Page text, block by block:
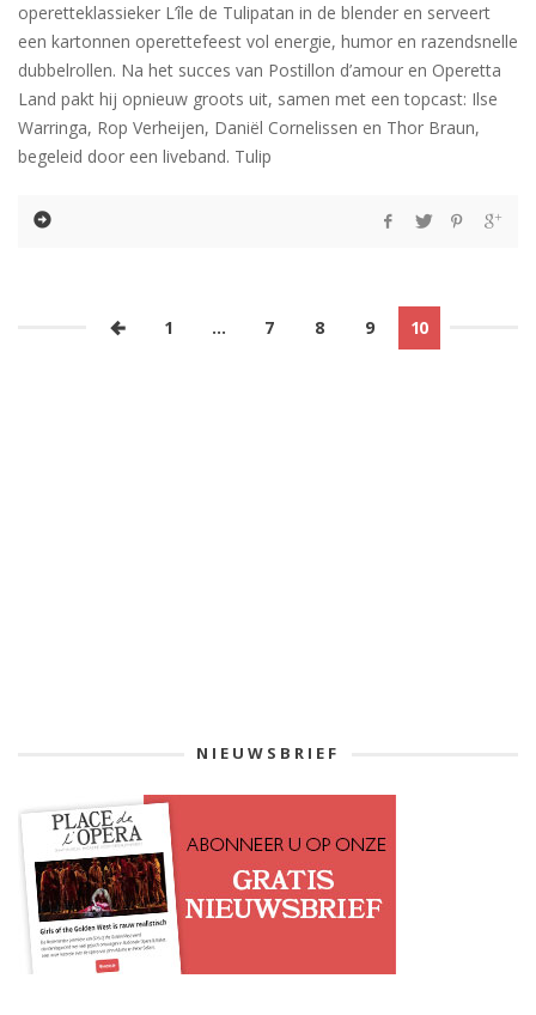
operetteklassieker L’île de Tulipatan in de blender en serveert
een kartonnen operettefeest vol energie, humor en razendsnelle
dubbelrollen. Na het succes van Postillon d’amour en Operetta
Land pakt hij opnieuw groots uit, samen met een topcast: Ilse
Warringa, Rop Verheijen, Daniël Cornelissen en Thor Braun,
begeleid door een liveband. Tulip
1 … 7 8 9 10
NIEUWSBRIEF